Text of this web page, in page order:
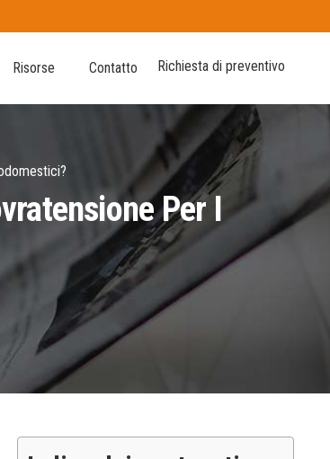
Risorse Contatto Richiesta di preventivo
Per I